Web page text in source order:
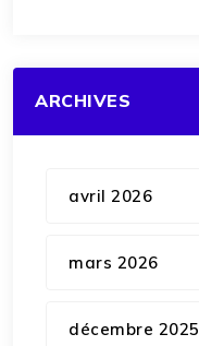
ARCHIVES
avril 2026
mars 2026
décembre 2025